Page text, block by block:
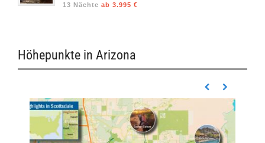
13 Nächte ab 3.995 €
Höhepunkte in Arizona